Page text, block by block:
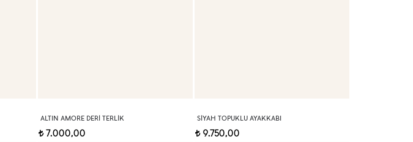
ALTIN AMORE DERI TERLIK
t7.000,00
SIYAH TOPUKLU AYAKKABI
t9.750,00